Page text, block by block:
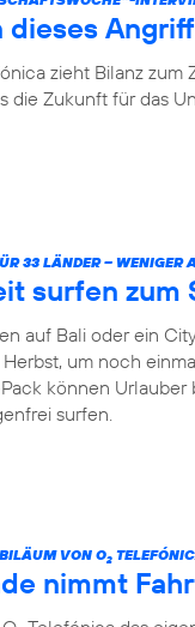
dieses
zieht Bilanz zum
die Zukunft für das
33 LÄNDER – WENIGER
surfen zum
auf Bali oder ein
um noch
können
surfen.
VON O2
nimmt